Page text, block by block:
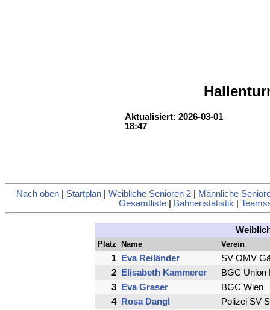
Aktualisiert: 2026-03-01
18:47
Nach oben | Startplan | Weibliche Senioren 2 | Männliche
Gesamtliste| Bahnenstatistik |
Platz Name Verein
1 Eva Reiländer
SV OMV
2 Elisabeth Kammerer
BGC Union
3 Eva Graser
BGC Wien
4 Rosa Dangl
Polizei SV